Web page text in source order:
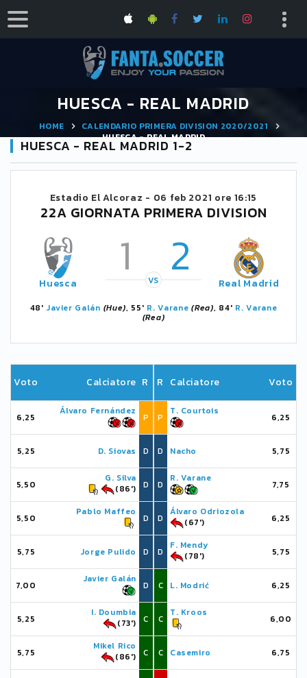
HUESCA - REAL MADRID
HOME
CALENDARIO PRIMERA DIVISION 2020/2021
HUESCA - REAL MADRID
HUESCA - REAL MADRID 1-2
Estadio El Alcoraz - 06 feb 2021 ore 16:15
22A GIORNATA PRIMERA DIVISION
Huesca 1 2
VS Real Madrid
48' Javier Galán (Hue), 55' R. Varane (Rea), 84' R. Varane
(Rea)
Voto Calciatore R
6,25
Álvaro Fernández
P
5,25 D. Siovas D
5,50
G. Silva
(86')
D
5,50
Pablo Maffeo
D
5,75 Jorge Pulido D
7,00
Javier Galán
D
5,25
I. Doumbia
(73')
C
5,75
Mikel Rico
(86')
C
R Calciatore Voto
P
T. Courtois
6,25
D Nacho 5,75
D
R. Varane
7,75
D
Álvaro Odriozola
(67')
6,25
D
F. Mendy
(78')
5,75
C L. Modrić 6,25
C
T. Kroos
6,00
C Casemiro 6,75